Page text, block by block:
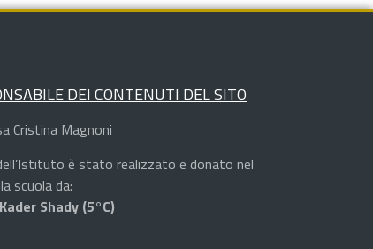
DEI CONTENUTI DEL SITO
Cristina Magnoni
è stato realizzato e donato nel
scuola da:
Shady (5°C)